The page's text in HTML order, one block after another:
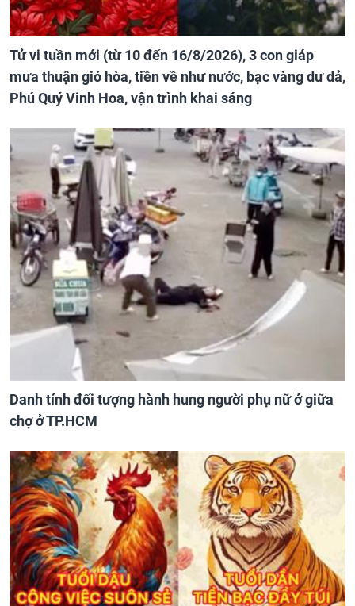
Tử vi tuần mới (từ 10 đến 16/8/2026), 3 con giáp
mưa thuận gió hòa, tiền về như nước, bạc vàng dư dả,
Phú Quý Vinh Hoa, vận trình khai sáng
Danh tính đối tượng hành hung người phụ nữ ở giữa
chợ ở TP.HCM